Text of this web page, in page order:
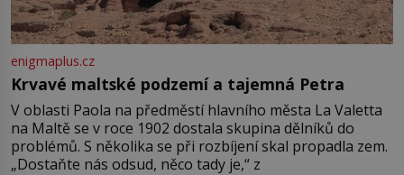
enigmaplus.cz
Krvavé maltské podzemí a tajemná Petra
V oblasti Paola na předměstí hlavního města La Valetta
na Maltě se v roce 1902 dostala skupina dělníků do
problémů. S několika se při rozbíjení skal propadla zem.
„Dostaňte nás odsud, něco tady je,“ z